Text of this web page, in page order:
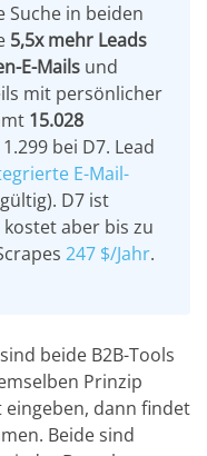
Suche in beiden
5,5x mehr Leads
E-Mails und
mit persönlicher
15.028
bei D7. Lead
E-Mail-
D7 ist
aber bis zu
247 $/Jahr.
beide B2B-Tools
Prinzip
dann findet
Beide sind